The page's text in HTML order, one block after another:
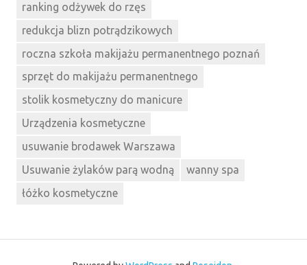
ranking odżywek do rzęs
redukcja blizn potrądzikowych
roczna szkoła makijażu permanentnego poznań
sprzęt do makijażu permanentnego
stolik kosmetyczny do manicure
Urządzenia kosmetyczne
usuwanie brodawek Warszawa
Usuwanie żylaków parą wodną
wanny spa
łóżko kosmetyczne